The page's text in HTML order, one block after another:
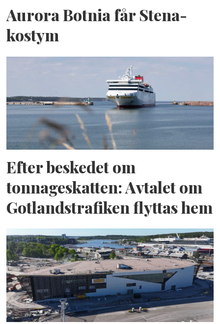
Aurora Botnia får Stena-
kostym
Efter beskedet om
tonnageskatten: Avtalet om
Gotlandstrafiken flyttas hem